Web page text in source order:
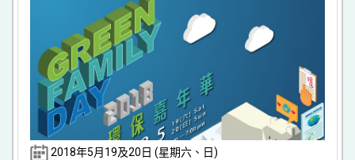
2018年5月19及20日 (星期六、日)